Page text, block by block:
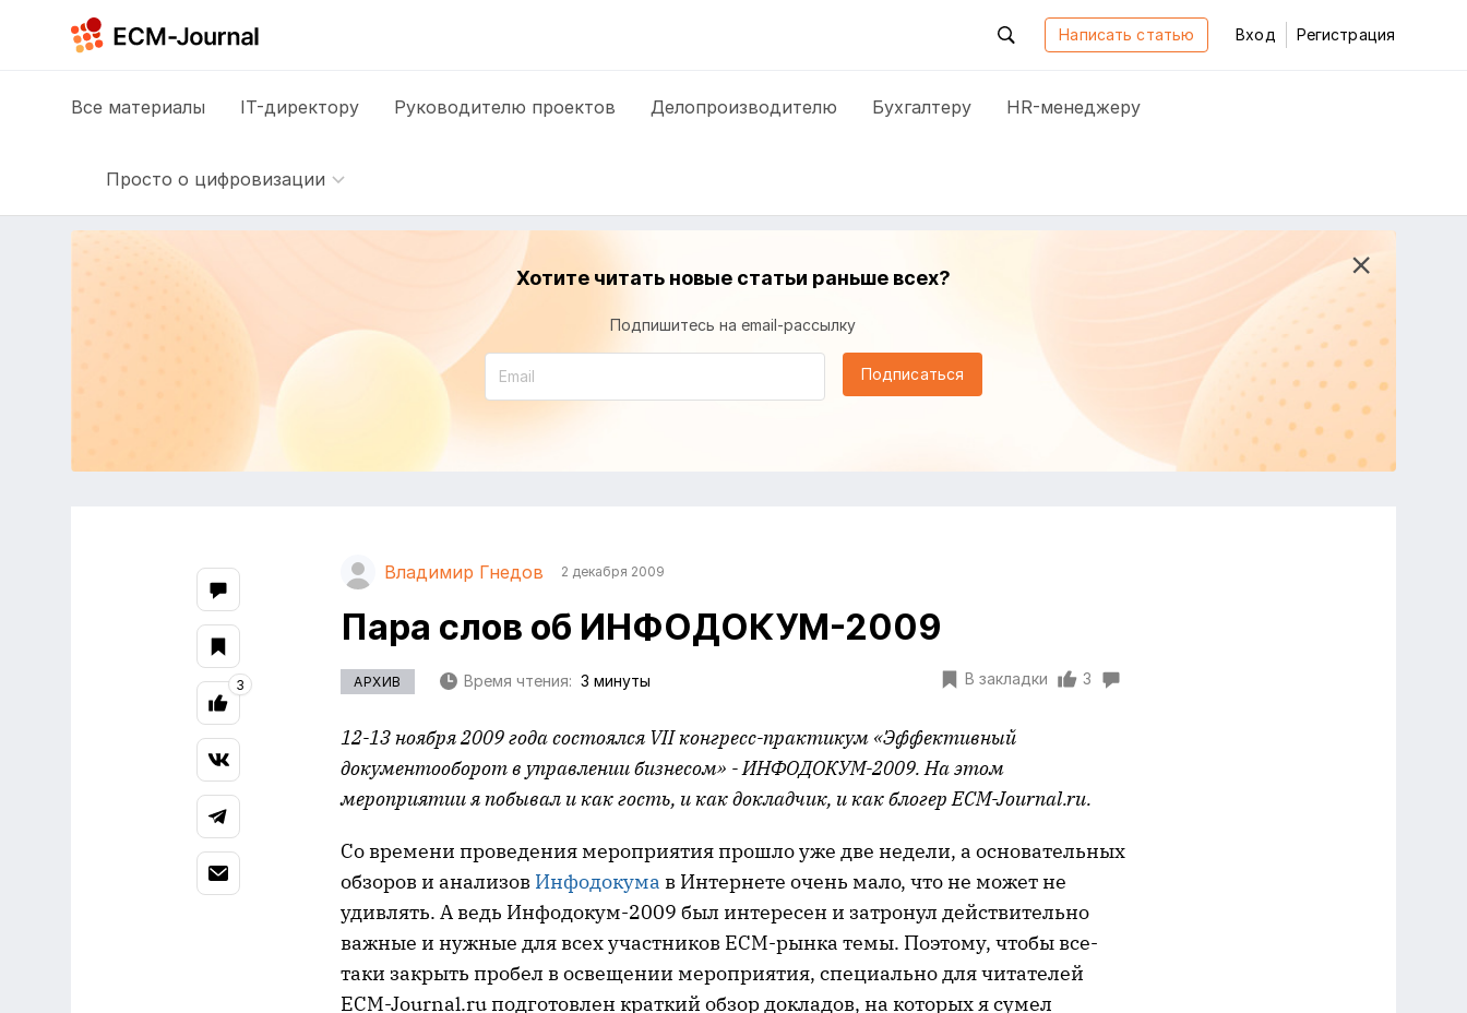
Написать статью Вход Регистрация
Все материалы IT-директору Руководителю проектов Делопроизводителю Бухгалтеру HR-менеджеру
Просто о цифровизации
Хотите читать новые статьи раньше всех?
Подпишитесь на email-рассылку
Подписаться
Владимир Гнедов 2 декабря 2009
Пара слов об ИНФОДОКУМ-2009
АРХИВ Время чтения: 3 минуты В закладки 3
12-13 ноября 2009 года состоялся VII конгресс-практикум «Эффективный
документооборот в управлении бизнесом» - ИНФОДОКУМ-2009. На этом
мероприятии я побывал и как гость, и как докладчик, и как блогерECM-Journal.ru.
Со времени проведения мероприятия прошло уже две недели, а основательных
обзоров и анализов Инфодокума в Интернете очень мало, что не может не
удивлять. А ведь Инфодокум-2009 был интересен и затронул действительно
важные и нужные для всех участников ECM-рынка темы. Поэтому, чтобы все-
таки закрыть пробел в освещении мероприятия, специально для читателей
ECM-Journal.ru подготовлен краткий обзор докладов, на которых я сумел
3